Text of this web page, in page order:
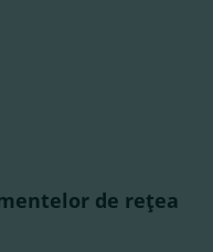
de reţea